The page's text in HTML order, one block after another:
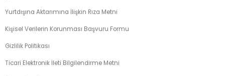
Yurtdışına Aktarımına İlişkin Rıza Metni
Kişisel Verilerin Korunması Başvuru Formu
Gizlilik Politikası
Ticari Elektronik İleti Bilgilendirme Metni